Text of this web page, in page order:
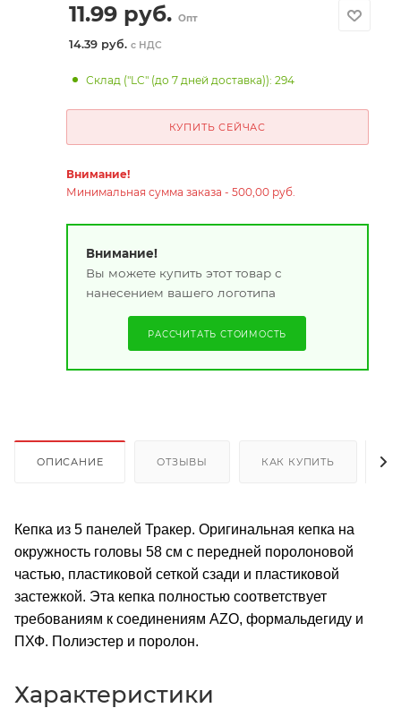
11.99руб. Опт
14.39 руб. с НДС
Склад ("LC" (до 7 дней доставка)): 294
КУПИТЬ СЕЙЧАС
Внимание!
Минимальная сумма заказа - 500,00 руб.
Внимание!
Вы можете купить этот товар с
нанесением вашего логотипа
РАССЧИТАТЬ СТОИМОСТЬ
ОПИСАНИЕ ОТЗЫВЫ КАК КУПИТЬ
Кепка из 5 панелей Тракер. Оригинальная кепка на
окружность головы 58 см с передней поролоновой
частью, пластиковой сеткой сзади и пластиковой
застежкой. Эта кепка полностью соответствует
требованиям к соединениям AZO, формальдегиду и
ПХФ. Полиэстер и поролон.
Характеристики